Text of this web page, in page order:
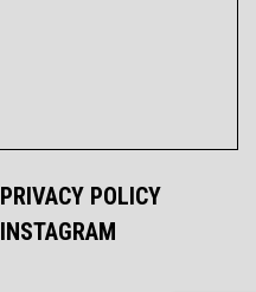
PRIVACY POLICY
INSTAGRAM